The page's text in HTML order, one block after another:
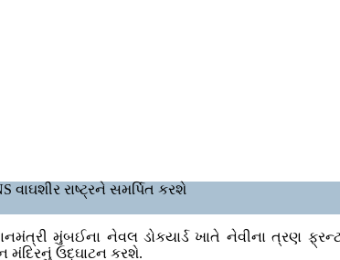
રાષ્ટ્રને સમર્પિત કરશે
મુંબઈના નેવલ ડોકયાર્ડ ખાતે નેવીના ત્રણ
મંદિરનું ઉદ્ઘાટન કરશે.